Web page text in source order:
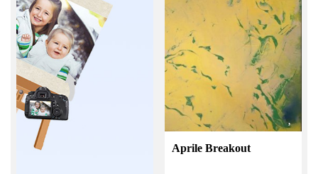
Aprile Breakout